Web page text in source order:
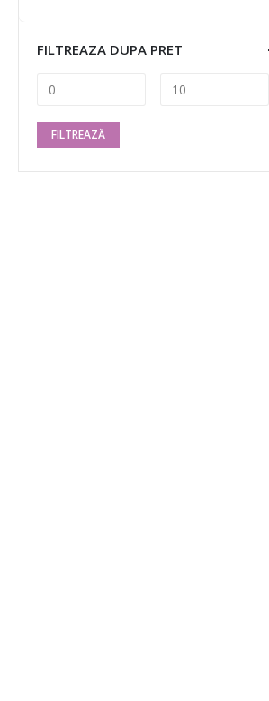
FILTREAZA DUPA PRET
FILTREAZĂ